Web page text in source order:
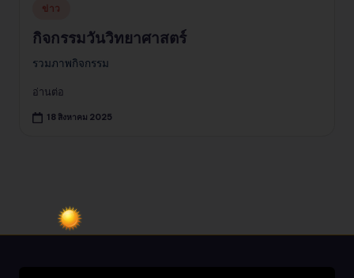
Posted
ข่าว
กิจกรรมวันวิทยาศาสตร์
รวมภาพกิจกรรม
อ่านต่อ
18 สิงหาคม 2025